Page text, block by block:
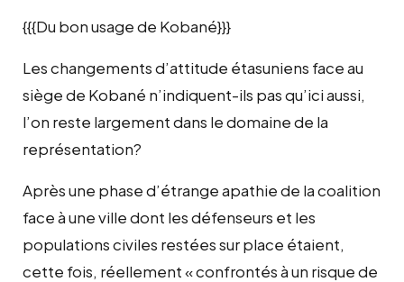
{{{Du bon usage de Kobané}}}
Les changements d’attitude étasuniens face au
siège de Kobané n’indiquent-ils pas qu’ici aussi,
l’on reste largement dans le domaine de la
représentation?
Après une phase d’étrange apathie de la coalition
face à une ville dont les défenseurs et les
populations civiles restées sur place étaient,
cette fois, réellement « confrontés à un risque de